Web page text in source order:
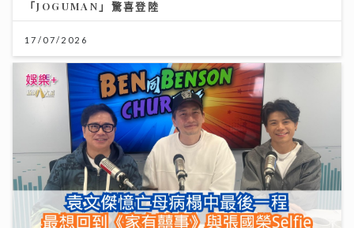
「JOGUMAN」驚喜登陸
17/07/2026